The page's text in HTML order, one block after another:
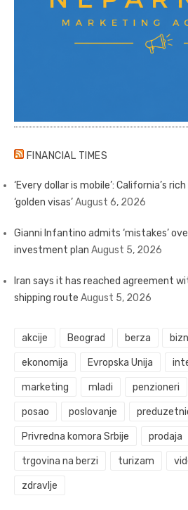
FINANCIAL TIMES
‘Every dollar is mobile’: California’s
‘golden visas’August 6, 2026
Gianni Infantino admits ‘mistakes’
investment plan August 5, 2026
Iran says it has reached agreement
shipping route August 5, 2026
akcije Beograd berza
ekonomija Evropska Unija
marketing mladi penzioneri
posao poslovanje
Privredna komora Srbije prodaja
trgovina na berzi turizam
zdravlje